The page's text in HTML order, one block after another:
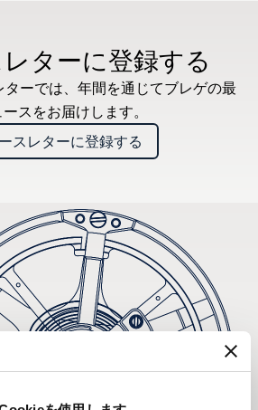
ターに登録する
ーでは、年間を通じてブレゲの最
スをお届けします。
スレターに登録する